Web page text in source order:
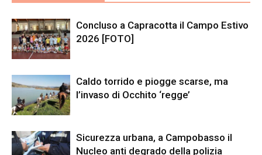
Concluso a Capracotta il Campo Estivo
2026 [FOTO]
Caldo torrido e piogge scarse, ma
l’invaso di Occhito ‘regge’
Sicurezza urbana, a Campobasso il
Nucleo anti degrado della polizia